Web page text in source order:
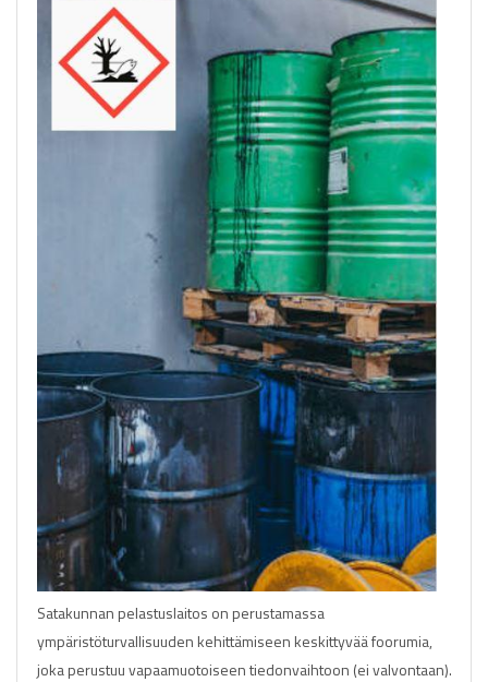
Satakunnan pelastuslaitos on perustamassa
ympäristöturvallisuuden kehittämiseen keskittyvää foorumia,
joka perustuu vapaamuotoiseen tiedonvaihtoon (ei valvontaan).